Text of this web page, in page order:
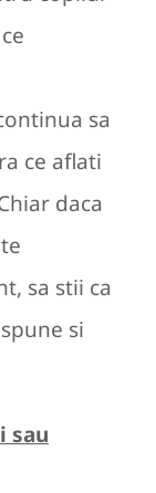
sa
ce aflati
daca
sa stii ca
si
sau